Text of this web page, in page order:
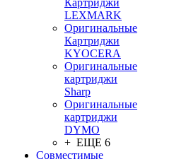
Картриджи
LEXMARK
Оригинальные
Картриджи
KYOCERA
Оригинальные
картриджи
Sharp
Оригинальные
картриджи
DYMO
+ ЕЩЕ 6
Совместимые